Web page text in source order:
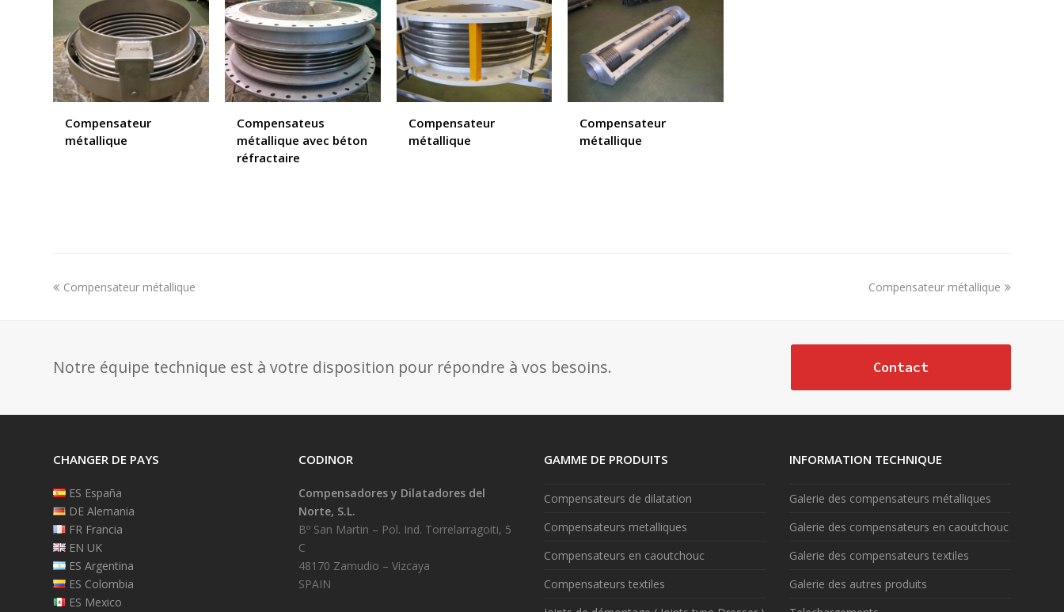
Compensateur
métallique
Compensateus
métallique avec béton
réfractaire
Compensateur
métallique
Compensateur
métallique
previous
Compensateur métallique
next
Compensateur métallique
Notre équipe technique est à votre disposition pour répondre à vos besoins. Contact
CHANGER DE PAYS
ES España
DE Alemania
FR Francia
EN UK
ES Argentina
ES Colombia
ES Mexico
CODINOR
Compensadores y Dilatadores del
Norte, S.L.
Bº San Martin – Pol. Ind. Torrelarragoiti, 5
C
48170 Zamudio – Vizcaya
SPAIN
GAMME DE PRODUITS
Compensateurs de dilatation
Compensateurs metalliques
Compensateurs en caoutchouc
Compensateurs textiles
INFORMATION TECHNIQUE
Galerie des compensateurs métalliques
Galerie des compensateurs en caoutchouc
Galerie des compensateurs textiles
Galerie des autres produits